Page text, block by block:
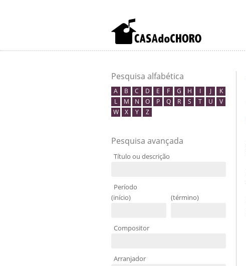
Pesquisa alfabética
A B C D E F G H I J
K
L
M N O P Q R S T U
V
W
X Y Z
Pesquisa avançada
Título ou descrição
Período
(início)
(término)
Compositor
Arranjador